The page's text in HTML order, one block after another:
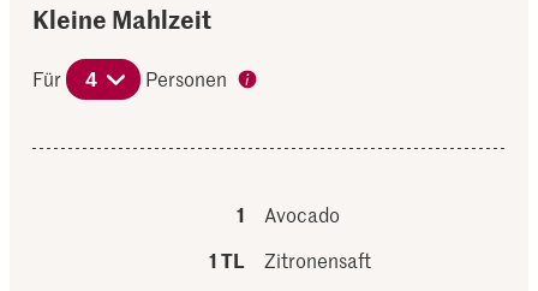
Kleine Mahlzeit
Für 4 Personen
1
Avocado
1 TL
Zitronensaft